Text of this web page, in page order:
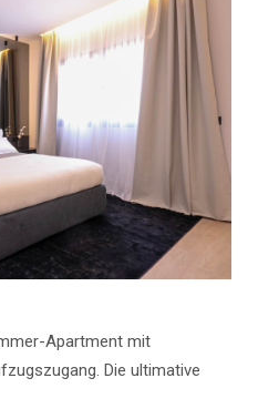
Apartment mit
Die ultimative